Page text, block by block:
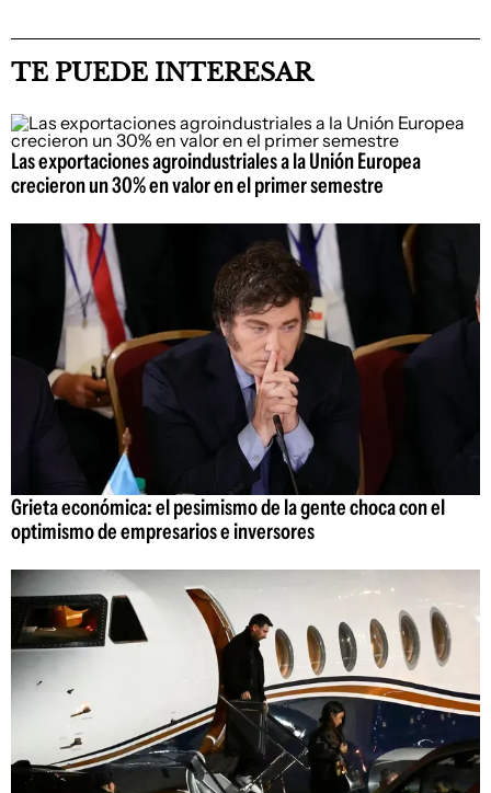
TE PUEDE INTERESAR
Las exportaciones agroindustriales a la Unión Europea
crecieron un 30% en valor en el primer semestre
Grieta económica: el pesimismo de la gente choca con el
optimismo de empresarios e inversores